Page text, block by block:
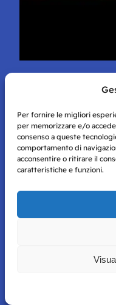
Per fornire le migliori
per memorizzare e/o
consenso a queste
comportamento di
acconsentire o ritirare il
caratteristiche e funzioni.
Enzo decide di
azzardare una
conoscere il
sponsor del
“Noi al San
penso ai
”.
si parla
anche nella
ancora